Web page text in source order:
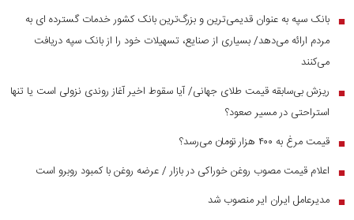
■ بانک سپه به عنوان قدیمی‌ترین و بزرگ‌ترین بانک کشور خدمات گسترده ای به
مردم ارائه می‌دهد/ بسیاری از صنایع، تسهیلات خود را از بانک سپه دریافت
می‌کنند
■
ریزش بی‌سابقه قیمت طلای جهانی/ آیا سقوط اخیر آغاز روندی نزولی است یا تنها
استراحتی در مسیر صعود؟
■ قیمت مرغ به ۴۰۰ هزار تومان می‌رسد؟
■ اعلام قیمت مصوب روغن خوراکی در بازار / عرضه روغن با کمبود روبرو است
■ مدیرعامل ایران ایر منصوب شد